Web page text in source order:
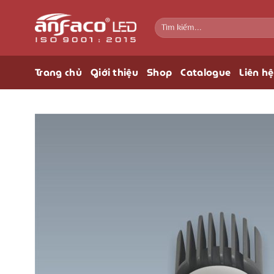
dung
Tìm
kiếm:
Trang chủ Giới thiệu Shop Catalogue Liên hệ